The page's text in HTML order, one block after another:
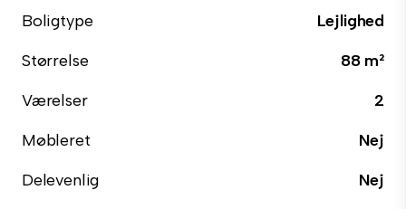
Boligtype
Lejlighed
Størrelse
88 m²
Værelser
2
Møbleret
Nej
Delevenlig
Nej